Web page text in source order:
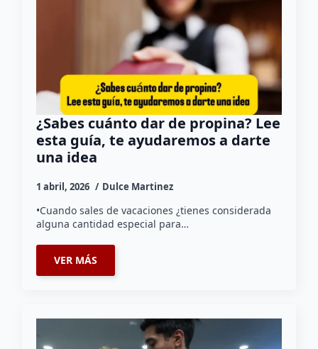
¿Sabes cuánto dar de propina? Lee
esta guía, te ayudaremos a darte
una idea
1 abril, 2026 Dulce Martinez
•Cuando sales de vacaciones ¿tienes considerada
alguna cantidad especial para…
VER MÁS